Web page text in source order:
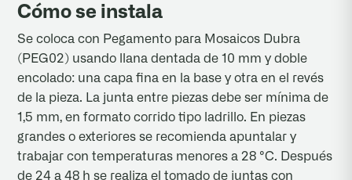
Cómo se instala
Se coloca con Pegamento para Mosaicos Dubra
(PEG02) usando llana dentada de 10 mm y doble
encolado: una capa fina en la base y otra en el revés
de la pieza. La junta entre piezas debe ser mínima de
1,5 mm, en formato corrido tipo ladrillo. En piezas
grandes o exteriores se recomienda apuntalar y
trabajar con temperaturas menores a 28 °C. Después
de 24 a 48 h se realiza el tomado de juntas con